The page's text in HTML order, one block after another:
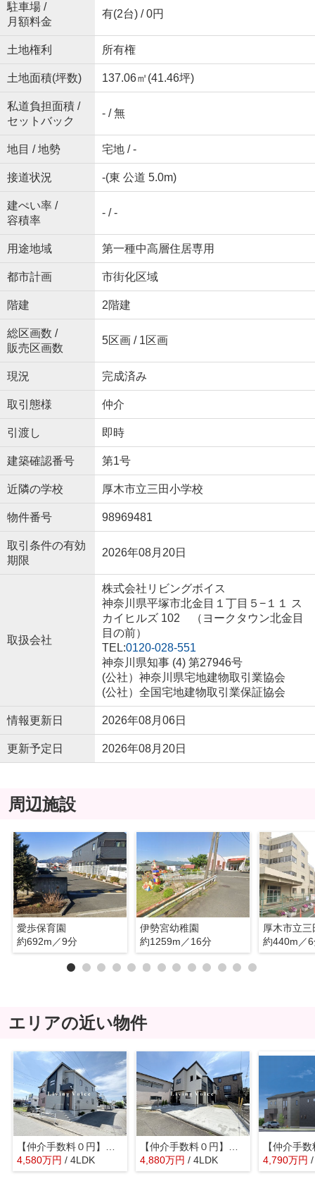
駐車場 /
月額料金
有(2台) / 0円
土地権利 所有権
土地面積(坪数) 137.06㎡(41.46坪)
私道負担面積 /
セットバック
- / 無
地目 / 地勢 宅地 / -
接道状況 -(東 公道 5.0m)
建ぺい率 /
容積率
- / -
用途地域 第一種中高層住居専用
都市計画 市街化区域
階建 2階建
総区画数 /
販売区画数
5区画 / 1区画
現況 完成済み
取引態様 仲介
引渡し 即時
建築確認番号 第1号
近隣の学校 厚木市立三田小学校
物件番号 98969481
取引条件の有効
期限
2026年08月20日
取扱会社
株式会社リビングボイス
神奈川県平塚市北金目１丁目５−１１ ス
カイヒルズ 102 （ヨークタウン北金目
目の前）
TEL:0120-028-551
神奈川県知事 (4) 第27946号
(公社）神奈川県宅地建物取引業協会
(公社）全国宅地建物取引業保証協会
情報更新日 2026年08月06日
更新予定日 2026年08月20日
周辺施設
愛歩保育園
約692m／9分
伊勢宮幼稚園
約1259m／16分
厚木市立
約440m／
エリアの近い物件
【仲介手数料０円】厚木市愛甲東1丁目 新築一戸建て
4,580万円 / 4LDK
【仲介手数料０円】厚木市妻田東1丁目 新築一戸建て
4,880万円 / 4LDK 4,790万円